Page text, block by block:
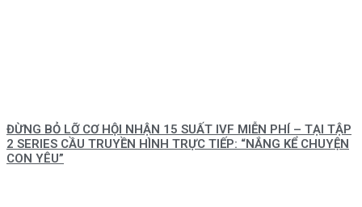
ĐỪNG BỎ LỠ CƠ HỘI NHẬN 15 SUẤT IVF MIỄN PHÍ – TẠI TẬP
2 SERIES CẦU TRUYỀN HÌNH TRỰC TIẾP: “NẮNG KỂ CHUYỆN
CON YÊU”